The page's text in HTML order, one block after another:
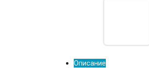
Описание